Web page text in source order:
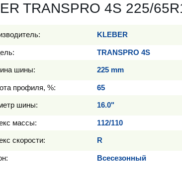
TRANSPRO 4S 225/
KLEBER
TRANSPRO 4S
шины: 225 mm
профиля, %: 65
шины: 16.0"
массы: 112/110
скорости: R
Всесезонный